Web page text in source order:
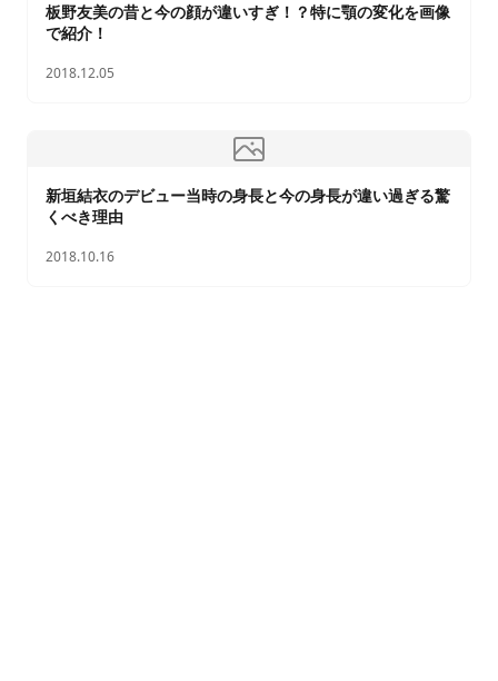
板野友美の昔と今の顔が違いすぎ！？特に顎の変化を画像
で紹介！
2018.12.05
新垣結衣のデビュー当時の身長と今の身長が違い過ぎる驚
くべき理由
2018.10.16